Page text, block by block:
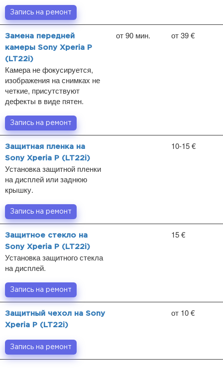
Запись на ремонт
Замена передней
камеры Sony Xperia P
(LT22i)
Камера не фокусируется,
изображения на снимках не
четкие, присутствуют
дефекты в виде пятен.
от 90 мин. от 39 €
Запись на ремонт
Защитная пленка на
Sony Xperia P (LT22i)
Установка защитной пленки
на дисплей или заднюю
крышку.
10-15 €
Запись на ремонт
Защитное стекло на
Sony Xperia P (LT22i)
Установка защитного стекла
на дисплей.
15 €
Запись на ремонт
Защитный чехол на Sony
Xperia P (LT22i)
от 10 €
Запись на ремонт